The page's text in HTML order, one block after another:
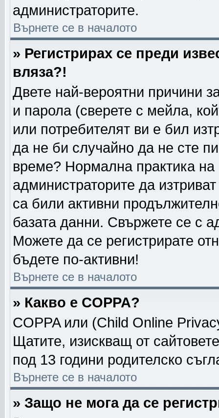
администраторите.
Върнете се в началото
» Регистрирах се преди
вляза?!
Двете най-вероятни причини
и парола (сверете с мейла,
или потребителят ви е бил
да не би случайно да не сте
време? Нормална практика
администраторите да
са били активни
базата данни. Свържете се с
Можете да се регистрирате
бъдете по-активни!
Върнете се в началото
» Какво е COPPA?
COPPA или (Child Online
Щатите, изискващ от
под 13 години родителско
Върнете се в началото
» Защо не мога да се